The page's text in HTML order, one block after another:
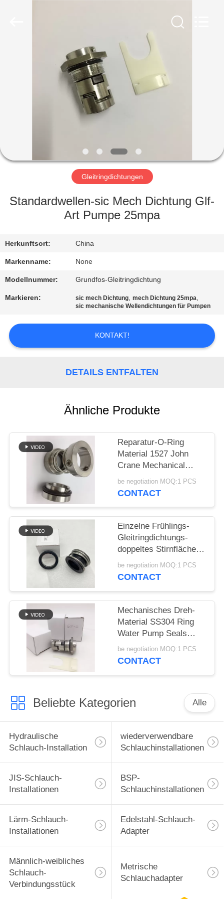
PRODUKTE
FABRIK-
QUALITÄTSKONTROLLE
TRETEN
SIE
MIT
UNS
VERBINDUNG
SITEMAP
PRIVACY
POLICY
Gleitringdichtungen
Standardwellen-sic Mech Dichtung Glf-
Art Pumpe 25mpa
Herkunftsort: China
Markenname: None
Modellnummer: Grundfos-Gleitringdichtung
Markieren: sic mech Dichtung,mech Dichtung 25mpa,
sic mechanische Wellendichtungen für Pumpen
KONTAKT!
DETAILS ENTFALTEN
Ähnliche Produkte
Reparatur-O-Ring
Material 1527 John
Crane Mechanical
Seals SS304
be negotiation MOQ:1 PCS
CONTACT
Einzelne Frühlings-
Gleitringdichtungs-
doppeltes Stirnfläche-
Gummi-Gebrüll
be negotiation MOQ:1 PCS
CONTACT
Mechanisches Dreh-
Material SS304 Ring
Water Pump Seals
12mm
be negotiation MOQ:1 PCS
CONTACT
Beliebte Kategorien Alle
Hydraulische
Schlauch-Installation
wiederverwendbare
Schlauchinstallationen
JIS-Schlauch-
Installationen
BSP-
Schlauchinstallationen
Lärm-Schlauch-
Installationen
Edelstahl-Schlauch-
Adapter
Männlich-weibliches
Schlauch-
Verbindungsstück
Metrische
Schlauchadapter